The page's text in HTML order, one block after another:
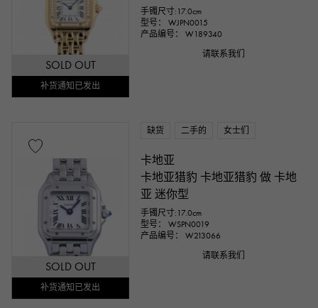
SOLD OUT
补货通知已发出
手镯尺寸:17.0cm
型号： WJPN0015
产品编号： W189340
请联系我们
SOLD OUT
补货通知已发出
缺货 二手的 女士们
卡地亚
卡地亚猎豹 卡地亚猎豹 做 卡地
亚 迷你型
手镯尺寸:17.0cm
型号： WSPN0019
产品编号： W213066
请联系我们